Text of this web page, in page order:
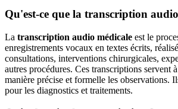
Qu'est-ce que la transcription
La transcription audio médicale est le
enregistrements vocaux en textes écrits,
consultations, interventions chirurgicales,
autres procédures. Ces transcriptions servent
manière précise et formelle les observations.
pour les diagnostics et traitements.